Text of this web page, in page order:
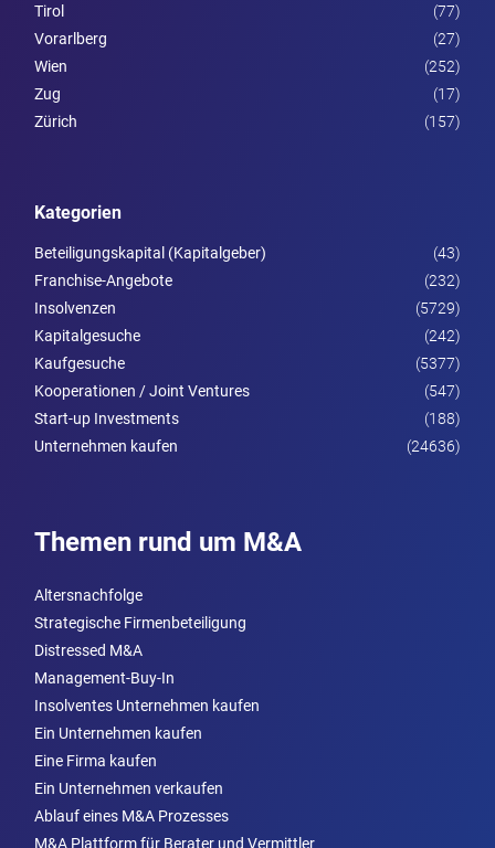
Tirol
(77)
Vorarl­berg
(27)
Wien
(252)
Zug
(17)
Zürich
(157)
Kategorien
Beteiligungskapital (Kapitalgeber)
(43)
Franchise-Angebote
(232)
Insolvenzen
(5729)
Kapitalgesuche
(242)
Kaufgesuche
(5377)
Kooperationen / Joint Ventures
(547)
Start-up Investments
(188)
Unternehmen kaufen
(24636)
Themen rund um M&A
Altersnachfolge
Strategische Firmenbeteiligung
Distressed M&A
Management-Buy-In
Insolventes Unternehmen kaufen
Ein Unternehmen kaufen
Eine Firma kaufen
Ein Unternehmen verkaufen
Ablauf eines M&A Prozesses
M&A Plattform für Berater und Vermittler